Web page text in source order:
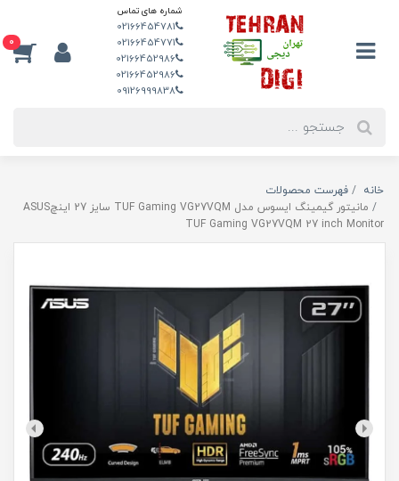
شماره های تماس
02166454781
02166454771
02166452986
02166452986
09126999838
0
خانه
فهرست محصولات
مانیتور گیمینگ ایسوس مدل TUF Gaming VG27VQM سایز 27 اینچASUS
TUF Gaming VG27VQM 27 inch Monitor